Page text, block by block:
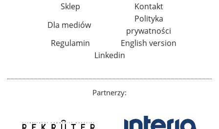
Sklep
Kontakt
Dla mediów
Polityka
prywatności
Regulamin
English version
Linkedin
Partnerzy: